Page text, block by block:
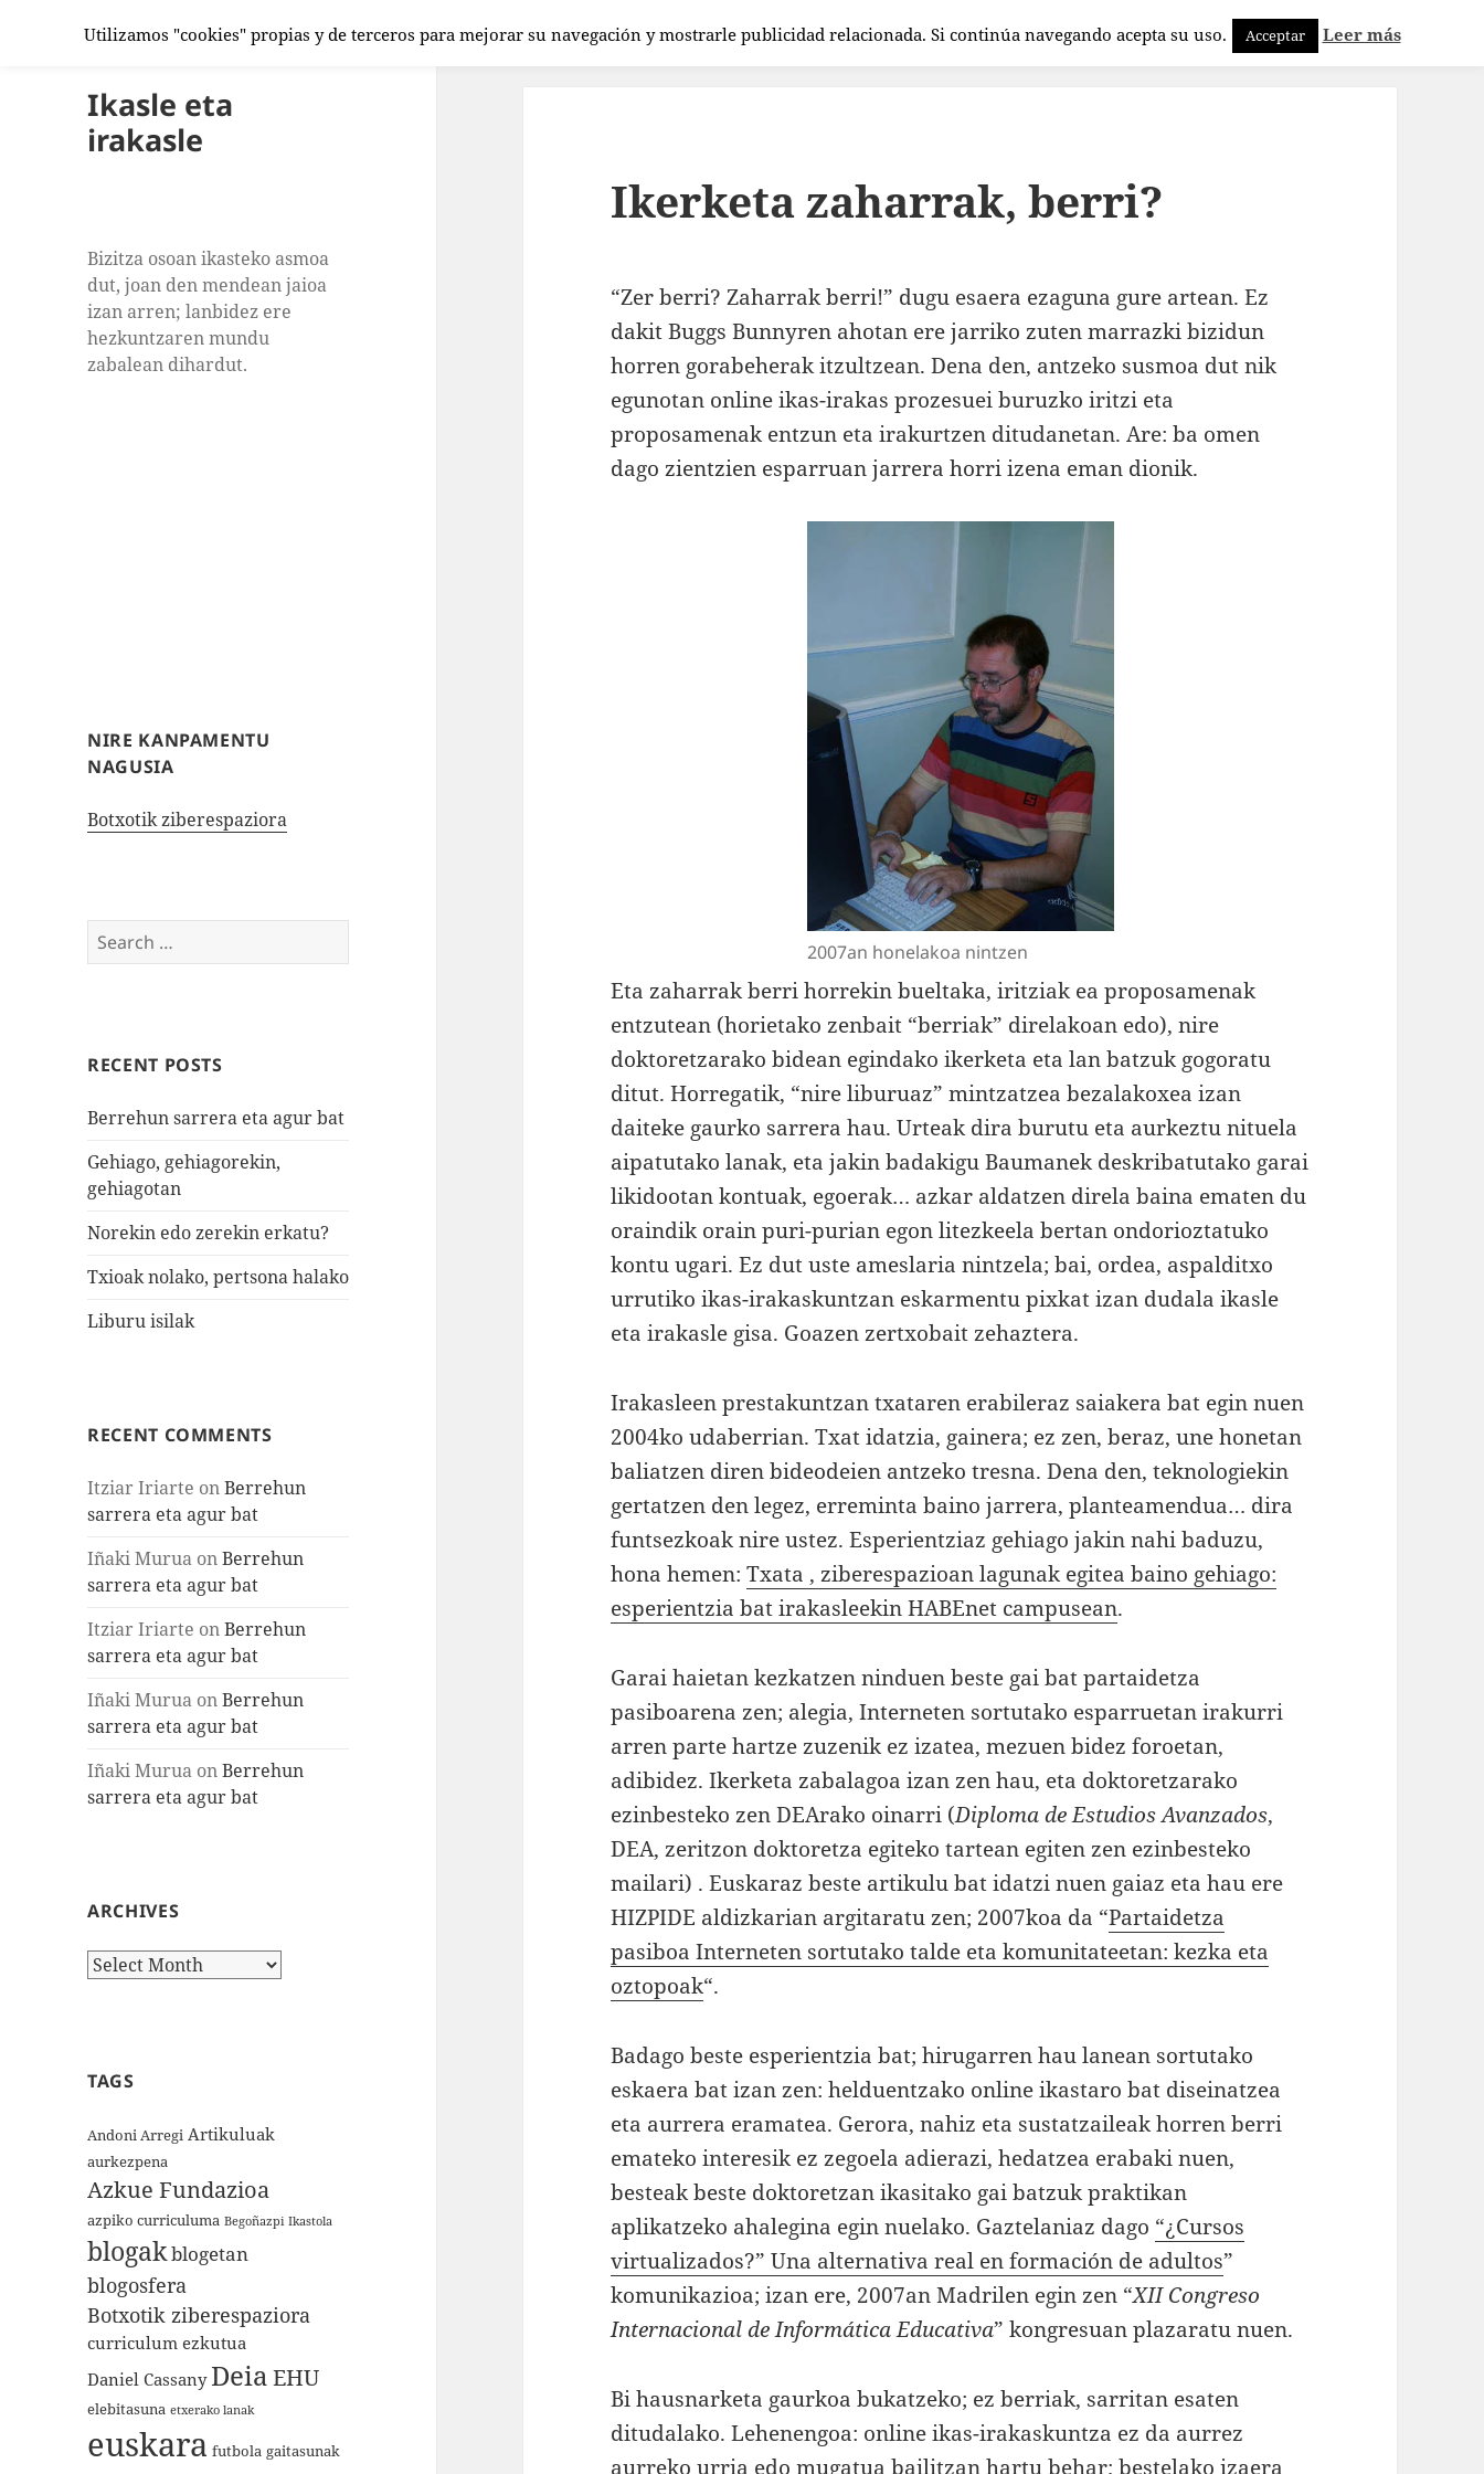
Ikasle eta
irakasle
Bizitza osoan ikasteko asmoa
dut, joan den mendean jaioa
izan arren; lanbidez ere
hezkuntzaren mundu
zabalean dihardut.
NIRE KANPAMENTU
NAGUSIA
Botxotik ziberespaziora
Search
for:
RECENT POSTS
Berrehun sarrera eta agur bat
Gehiago, gehiagorekin,
gehiagotan
Norekin edo zerekin erkatu?
Txioak nolako, pertsona halako
Liburu isilak
RECENT COMMENTS
Itziar Iriarte onBerrehun
sarrera eta agur bat
Iñaki Murua onBerrehun
sarrera eta agur bat
Itziar Iriarte onBerrehun
sarrera eta agur bat
Iñaki Murua onBerrehun
sarrera eta agur bat
Iñaki Murua onBerrehun
sarrera eta agur bat
ARCHIVES
Archives
TAGS
Andoni Arregi Artikuluak
aurkezpena
Azkue Fundazioa
azpiko curriculuma Begoñazpi Ikastola
blogakblogetan
blogosfera
Botxotik ziberespaziora
curriculum ezkutua
Daniel Cassany Deia EHU
elebitasuna etxerako lanak
euskara futbola gaitasunak
Ikerketa zaharrak, berri?
“Zer berri? Zaharrak berri!” dugu esaera ezaguna gure artean. Ez
dakit Buggs Bunnyren ahotan ere jarriko zuten marrazki bizidun
horren gorabeherak itzultzean. Dena den, antzeko susmoa dut nik
egunotan online ikas-irakas prozesuei buruzko iritzi eta
proposamenak entzun eta irakurtzen ditudanetan. Are: ba omen
dago zientzien esparruan jarrera horri izena eman dionik.
2007an honelakoa nintzen
Eta zaharrak berri horrekin bueltaka, iritziak ea proposamenak
entzutean (horietako zenbait “berriak” direlakoan edo), nire
doktoretzarako bidean egindako ikerketa eta lan batzuk gogoratu
ditut. Horregatik, “nire liburuaz” mintzatzea bezalakoxea izan
daiteke gaurko sarrera hau. Urteak dira burutu eta aurkeztu nituela
aipatutako lanak, eta jakin badakigu Baumanek deskribatutako garai
likidootan kontuak, egoerak… azkar aldatzen direla baina ematen du
oraindik orain puri-purian egon litezkeela bertan ondorioztatuko
kontu ugari. Ez dut uste ameslaria nintzela; bai, ordea, aspalditxo
urrutiko ikas-irakaskuntzan eskarmentu pixkat izan dudala ikasle
eta irakasle gisa. Goazen zertxobait zehaztera.
Irakasleen prestakuntzan txataren erabileraz saiakera bat egin nuen
2004ko udaberrian. Txat idatzia, gainera; ez zen, beraz, une honetan
baliatzen diren bideodeien antzeko tresna. Dena den, teknologiekin
gertatzen den legez, erreminta baino jarrera, planteamendua… dira
funtsezkoak nire ustez. Esperientziaz gehiago jakin nahi baduzu,
hona hemen:Txata , ziberespazioan lagunak egitea baino gehiago:
esperientzia bat irakasleekin HABEnet campusean.
Garai haietan kezkatzen ninduen beste gai bat partaidetza
pasiboarena zen; alegia, Interneten sortutako esparruetan irakurri
arren parte hartze zuzenik ez izatea, mezuen bidez foroetan,
adibidez. Ikerketa zabalagoa izan zen hau, eta doktoretzarako
ezinbesteko zen DEArako oinarri (Diploma de Estudios Avanzados,
DEA, zeritzon doktoretza egiteko tartean egiten zen ezinbesteko
mailari) . Euskaraz beste artikulu bat idatzi nuen gaiaz eta hau ere
HIZPIDE aldizkarian argitaratu zen; 2007koa da “Partaidetza
pasiboa Interneten sortutako talde eta komunitateetan: kezka eta
oztopoak“.
Badago beste esperientzia bat; hirugarren hau lanean sortutako
eskaera bat izan zen: helduentzako online ikastaro bat diseinatzea
eta aurrera eramatea. Gerora, nahiz eta sustatzaileak horren berri
emateko interesik ez zegoela adierazi, hedatzea erabaki nuen,
besteak beste doktoretzan ikasitako gai batzuk praktikan
aplikatzeko ahalegina egin nuelako. Gaztelaniaz dago “¿Cursos
virtualizados?” Una alternativa real en formación de adultos”
komunikazioa; izan ere, 2007an Madrilen egin zen “XII Congreso
Internacional de Informática Educativa” kongresuan plazaratu nuen.
Bi hausnarketa gaurkoa bukatzeko; ez berriak, sarritan esaten
ditudalako. Lehenengoa: online ikas-irakaskuntza ez da aurrez
aurreko urria edo mugatua bailitzan hartu behar; bestelako izaera
Utilizamos "cookies" propias y de terceros para mejorar su navegación y mostrarle publicidad relacionada. Si continúa navegando acepta su uso. Acceptar Leer más